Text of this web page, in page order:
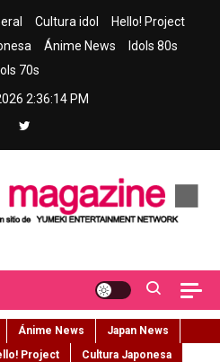
Cultura idol
Hello! Project
Ánime News
Idols 80s
70s
2:36:15 PM
Ánime News
Japan News
Project
Cultura Japonesa